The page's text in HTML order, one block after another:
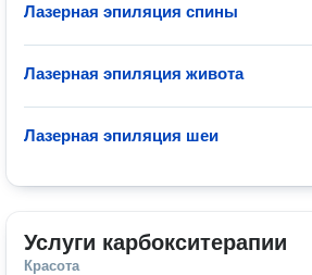
Лазерная эпиляция спины
Лазерная эпиляция живота
Лазерная эпиляция шеи
Услуги карбокситерапии
Красота